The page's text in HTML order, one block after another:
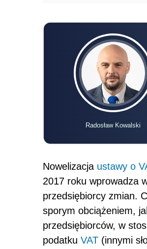
Radosław Kowalski
Nowelizacja ustawy o
2017 roku wprowadza
przedsiębiorcy zmian.
sporym obciążeniem,
przedsiębiorców, w
podatku VAT (innymi